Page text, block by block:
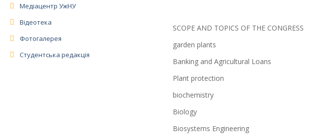
SCOPE AND TOPICS OF THE CONGRESS
garden plants
Banking and Agricultural Loans
Plant protection
biochemistry
Biology
Biosystems Engineering
Медіацентр УжНУ
Відеотека
Фотогалерея
Студентська редакція